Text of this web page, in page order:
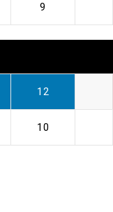
9
12
10